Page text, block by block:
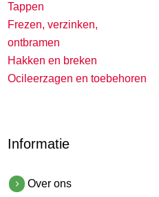
Tappen
Frezen, verzinken,
ontbramen
Hakken en breken
Ocileerzagen en toebehoren
Informatie
Over ons